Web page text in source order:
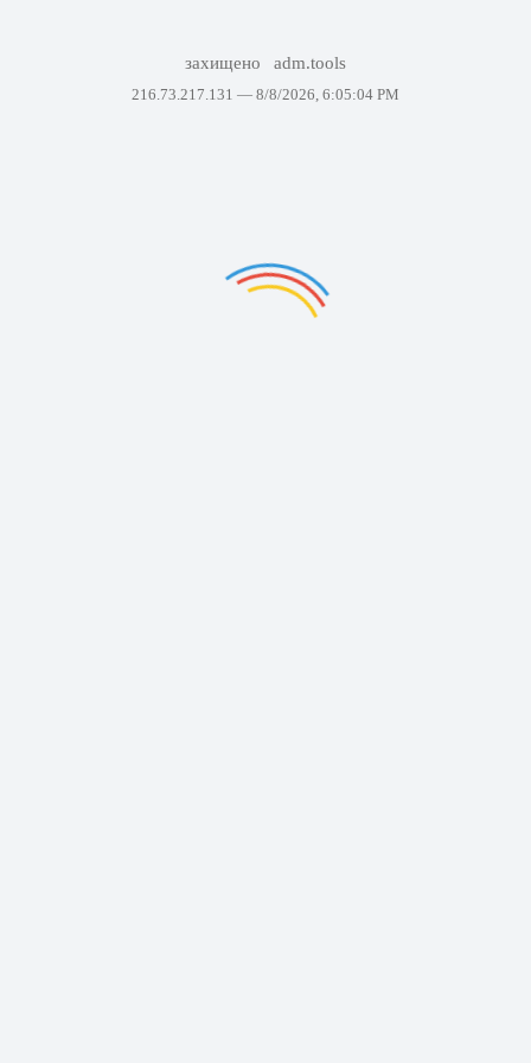
захищено adm.tools
216.73.217.131 — 8/8/2026, 6:05:04 PM